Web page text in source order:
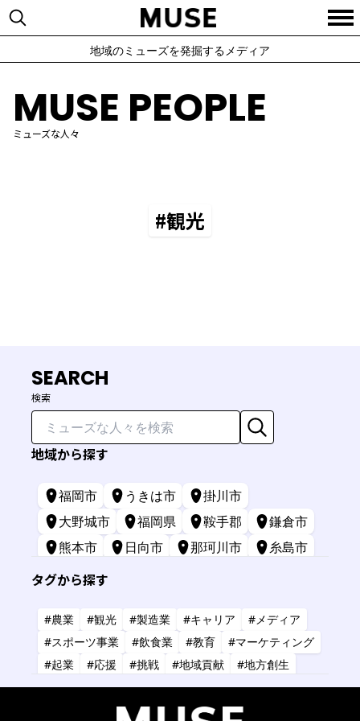
地域のミューズを発掘するメディア
MUSE PEOPLE
ミューズな人々
#観光
SEARCH
検索
地域から探す
福岡市 うきは市
掛川市
大野城市
福岡県 鞍手郡
鎌倉市
熊本市
日向市 那珂川市
糸島市
苅田町
タグから探す
#農業 #観光 #製造業 #キャリア
#メディア
#スポーツ事業
#飲食業 #教育
#マーケティング
#起業
#応援 #挑戦 #地域貢献
#地方創生
#共創
#健康 #アーティスト #金融
#IT
#タレント #コーチング #コンサルタント